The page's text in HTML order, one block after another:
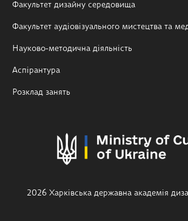
Факультет дизайну середовища
Факультет аудіовізуального мистецтва та
Науково-методична діяльність
Аспірантура
Розклад занять
2026 Харківська державна академія